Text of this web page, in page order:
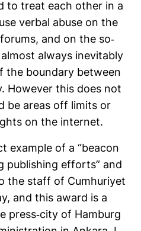
to treat each other in a
verbal abuse on the
and on the so-​
always ine­vi­tably
the boundary bet­ween
However this does not
be areas off limits or
on the internet.
example of a “beacon
publi­shing efforts” and
the staff of Cumhu­riyet
and this award is a
press-​city of Ham­burg